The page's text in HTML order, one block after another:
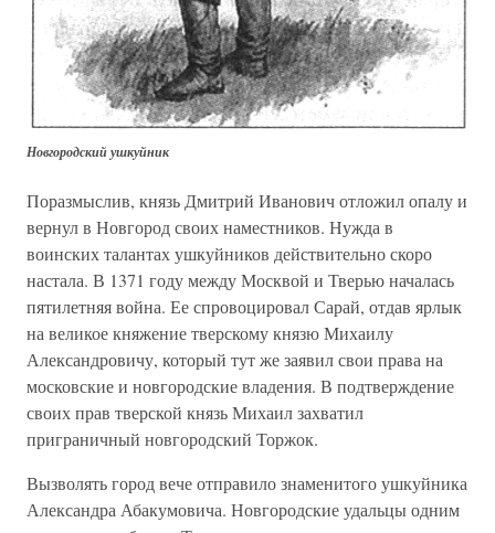
Новгородский ушкуйник
Поразмыслив, князь Дмитрий Иванович отложил опалу и
вернул в Новгород своих наместников. Нужда в
воинских талантах ушкуйников действительно скоро
настала. В 1371 году между Москвой и Тверью началась
пятилетняя война. Ее спровоцировал Сарай, отдав ярлык
на великое княжение тверскому князю Михаилу
Александровичу, который тут же заявил свои права на
московские и новгородские владения. В подтверждение
своих прав тверской князь Михаил захватил
приграничный новгородский Торжок.
Вызволять город вече отправило знаменитого ушкуйника
Александра Абакумовича. Новгородские удальцы одним